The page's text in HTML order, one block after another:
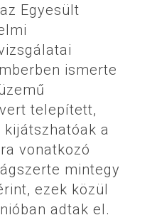
Egyesült
ismerte
telepített,
a
vonatkozó
mintegy
ezek közül
adtak el.